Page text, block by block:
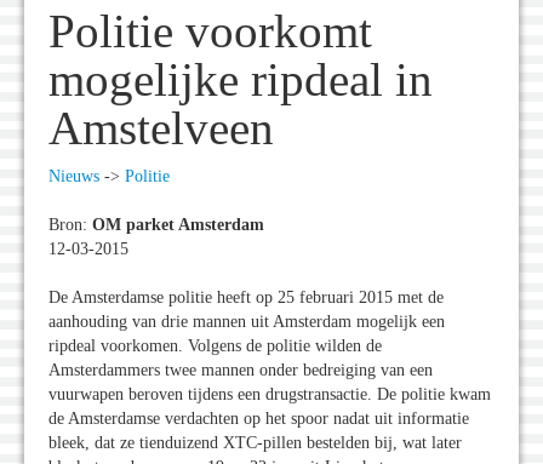
Politie voorkomt
mogelijke ripdeal in
Amstelveen
Nieuws -> Politie
Bron: OM parket Amsterdam
12-03-2015
De Amsterdamse politie heeft op 25 februari 2015 met de
aanhouding van drie mannen uit Amsterdam mogelijk een
ripdeal voorkomen. Volgens de politie wilden de
Amsterdammers twee mannen onder bedreiging van een
vuurwapen beroven tijdens een drugstransactie. De politie kwam
de Amsterdamse verdachten op het spoor nadat uit informatie
bleek, dat ze tienduizend XTC-pillen bestelden bij, wat later